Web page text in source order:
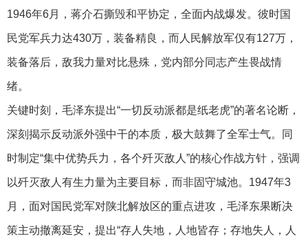
1946年6月，蒋介石撕毁和平协定，全面内战爆发。彼时国
民党军兵力达430万，装备精良，而人民解放军仅有127万，
装备落后，敌我力量对比悬殊，党内部分同志产生畏战情
绪。
关键时刻，毛泽东提出“一切反动派都是纸老虎”的著名论断，
深刻揭示反动派外强中干的本质，极大鼓舞了全军士气。同
时制定“集中优势兵力，各个歼灭敌人”的核心作战方针，强调
以歼灭敌人有生力量为主要目标，而非固守城池。1947年3
月，面对国民党军对陕北解放区的重点进攻，毛泽东果断决
策主动撤离延安，提出“存人失地，人地皆存；存地失人，人